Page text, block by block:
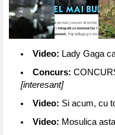
Video: Lady Gaga
Concurs:
[interesant]
Video: Si acum, cu
Video: Mosulica